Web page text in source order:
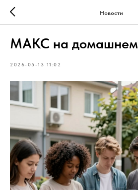
Новости
МАКС на домашнем
2026-05-13 11:02